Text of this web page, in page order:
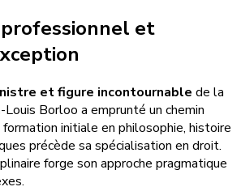
et
et figure incontournable de la
Louis Borloo a emprunté un chemin
initiale en philosophie, histoire
précède sa spécialisation en droit.
forge son approche pragmatique